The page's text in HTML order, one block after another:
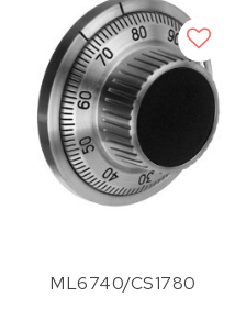
ML6740/CS1780